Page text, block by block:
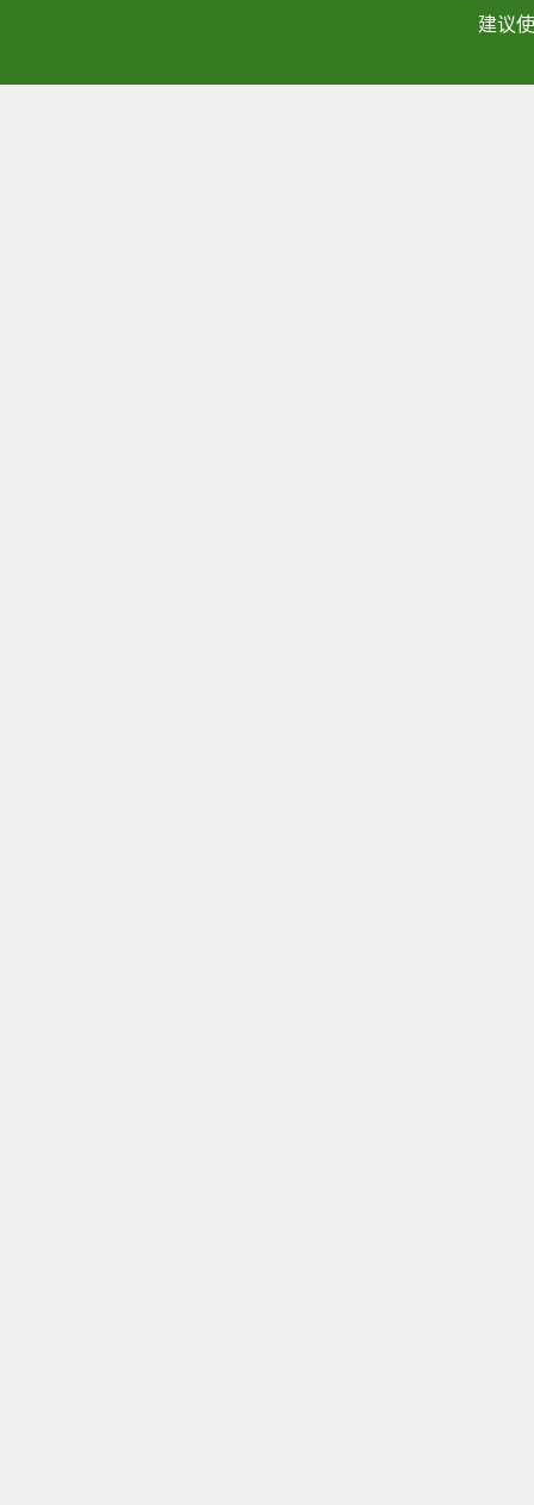
建议